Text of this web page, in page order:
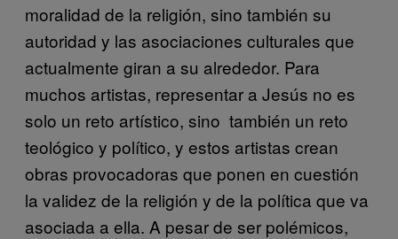
moralidad de la religión, sino también su
autoridad y las asociaciones culturales que
actualmente giran a su alrededor. Para
muchos artistas, representar a Jesús no es
solo un reto artístico, sino también un reto
teológico y político, y estos artistas crean
obras provocadoras que ponen en cuestión
la validez de la religión y de la política que va
asociada a ella. A pesar de ser polémicos,